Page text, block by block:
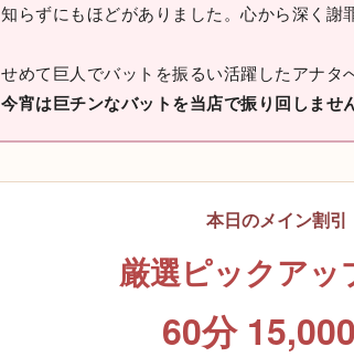
知らずにもほどがありました。心から深く謝
せめて巨人でバットを振るい活躍したアナタ
今宵は巨チンなバットを当店で振り回しませ
本日のメイン割引
厳選ピックアッ
60分